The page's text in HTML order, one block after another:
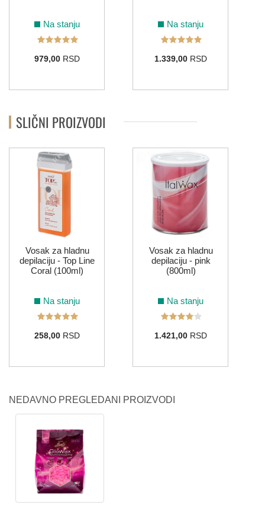
Na stanju
979,00RSD
Na stanju
1.339,00RSD
SLIČNI PROIZVODI
Vosak za hladnu
depilaciju - Top Line
Coral (100ml)
Na stanju
258,00RSD
Vosak za hladnu
depilaciju - pink
(800ml)
Na stanju
1.421,00RSD
NEDAVNO PREGLEDANI PROIZVODI